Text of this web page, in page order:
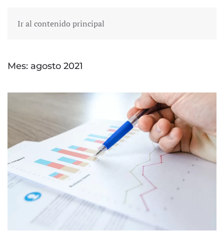
Ir al contenido principal
Mes: agosto 2021